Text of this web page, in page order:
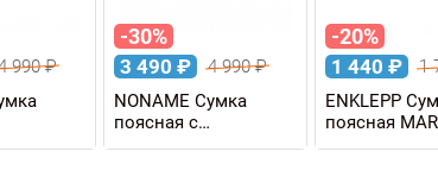
990₽
-30%
3 490 ₽ 4 990₽
NONAME Сумка
поясная с
термобаком
-20%
1 440 ₽ 1
ENKLEPP
поясная
WAIST BAG